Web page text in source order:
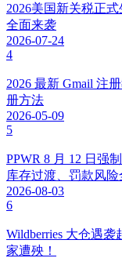
2026美国新关税正
全面来袭
2026-07-24
4
2026 最新 Gmail 注
册方法
2026-05-09
5
PPWR 8 月 12 日强
库存过渡、罚款风
2026-08-03
6
Wildberries 大仓遇
家遭殃！